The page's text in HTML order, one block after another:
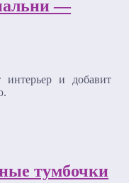
—
интерьер и добавит
тумбочки